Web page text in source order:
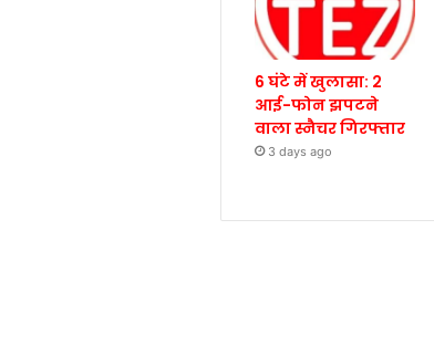
6 घंटे में खुलासा: 2
आई-फोन झपटने
वाला स्नैचर गिरफ्तार
3 days ago